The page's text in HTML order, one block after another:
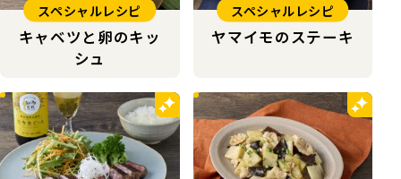
スペシャルレシピ
キャベツと卵のキッ
シュ
スペシャルレシピ
ヤマイモのステーキ